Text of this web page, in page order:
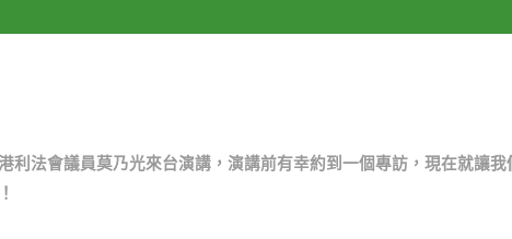
利法會議員莫乃光來台演講，演講前有幸約到一個專訪，現在就讓我